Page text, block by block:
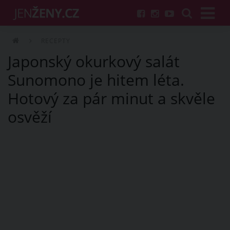
Japonský okurkový salát
Sunomono je hitem léta.
Hotový za pár minut a skvěle
osvěží